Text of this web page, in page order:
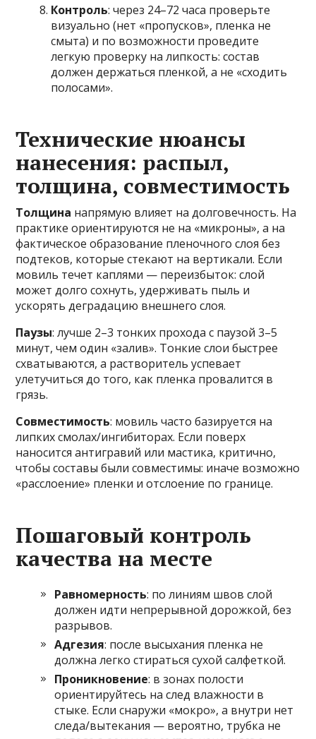
Контроль: через 24–72 часа проверьте
визуально (нет «пропусков», пленка не
смыта) и по возможности проведите
легкую проверку на липкость: состав
должен держаться пленкой, а не «сходить
полосами».
Технические нюансы
нанесения: распыл,
толщина, совместимость
Толщина напрямую влияет на долговечность. На
практике ориентируются не на «микроны», а на
фактическое образование пленочного слоя без
подтеков, которые стекают на вертикали. Если
мовиль течет каплями — переизбыток: слой
может долго сохнуть, удерживать пыль и
ускорять деградацию внешнего слоя.
Паузы: лучше 2–3 тонких прохода с паузой 3–5
минут, чем один «залив». Тонкие слои быстрее
схватываются, а растворитель успевает
улетучиться до того, как пленка провалится в
грязь.
Совместимость: мовиль часто базируется на
липких смолах/ингибиторах. Если поверх
наносится антигравий или мастика, критично,
чтобы составы были совместимы: иначе возможно
«расслоение» пленки и отслоение по границе.
Пошаговый контроль
качества на месте
Равномерность: по линиям швов слой
должен идти непрерывной дорожкой, без
разрывов.
Адгезия: после высыхания пленка не
должна легко стираться сухой салфеткой.
Проникновение: в зонах полости
ориентируйтесь на след влажности в
стыке. Если снаружи «мокро», а внутри нет
следа/вытекания — вероятно, трубка не